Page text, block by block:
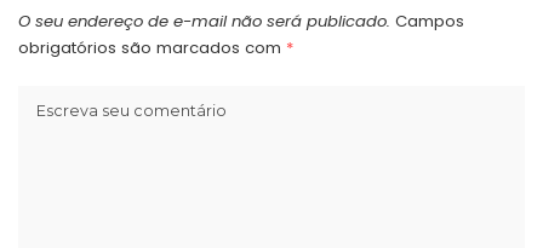
O seu endereço de e-mail não será publicado. Campos
obrigatórios são marcados com *